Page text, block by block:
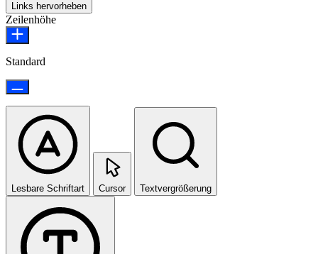
Links hervorheben
Zeilenhöhe
Standard
Lesbare Schriftart Cursor Textvergrößerung